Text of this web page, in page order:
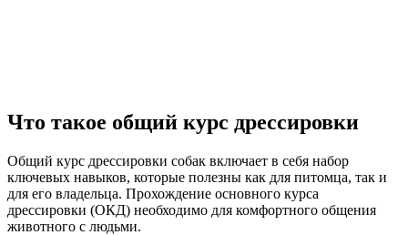
Что такое общий курс дрессировки
Общий курс дрессировки собак включает в себя набор
ключевых навыков, которые полезны как для питомца, так и
для его владельца. Прохождение основного курса
дрессировки (ОКД) необходимо для комфортного общения
животного с людьми.